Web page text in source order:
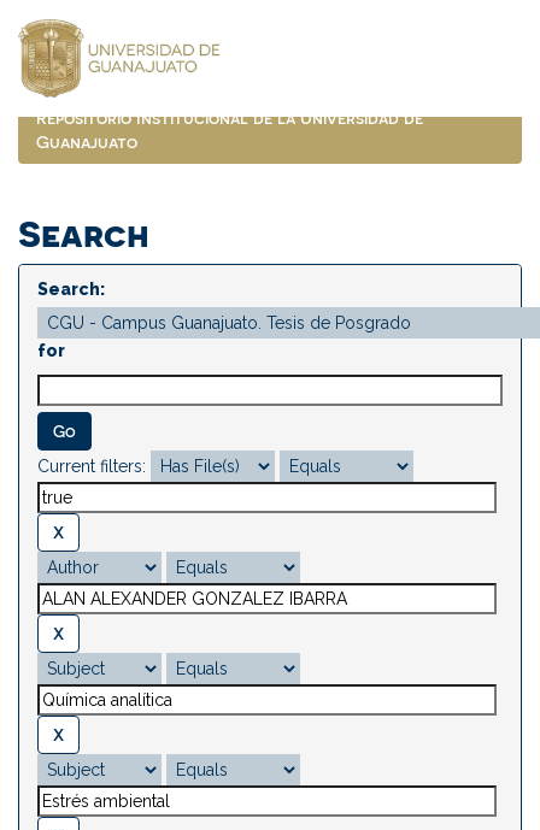
navigation
Repositorio Institucional de la Universidad de
Guanajuato
Search
Search:
for
Current filters: